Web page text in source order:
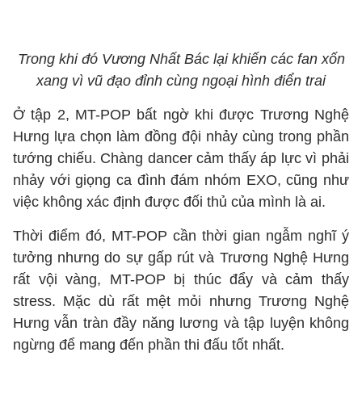
Trong khi đó Vương Nhất Bác lại khiến các fan xốn
xang vì vũ đạo đỉnh cùng ngoại hình điển trai
Ở tập 2, MT-POP bất ngờ khi được Trương Nghệ
Hưng lựa chọn làm đồng đội nhảy cùng trong phần
tướng chiếu. Chàng dancer cảm thấy áp lực vì phải
nhảy với giọng ca đình đám nhóm EXO, cũng như
việc không xác định được đối thủ của mình là ai.
Thời điểm đó, MT-POP cần thời gian ngẫm nghĩ ý
tưởng nhưng do sự gấp rút và Trương Nghệ Hưng
rất vội vàng, MT-POP bị thúc đẩy và cảm thấy
stress. Mặc dù rất mệt mỏi nhưng Trương Nghệ
Hưng vẫn tràn đầy năng lương và tập luyện không
ngừng để mang đến phần thi đấu tốt nhất.